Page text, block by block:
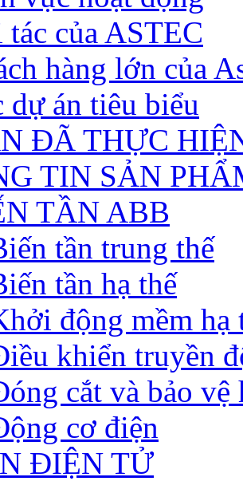
của ASTEC
hàng lớn của
dự án tiêu biểu
ĐÃ THỰC
TIN SẢN
TẦN ABB
tần trung thế
tần hạ thế
động mềm hạ
khiển truyền
cắt và bảo vệ
cơ điện
ĐIỆN TỬ